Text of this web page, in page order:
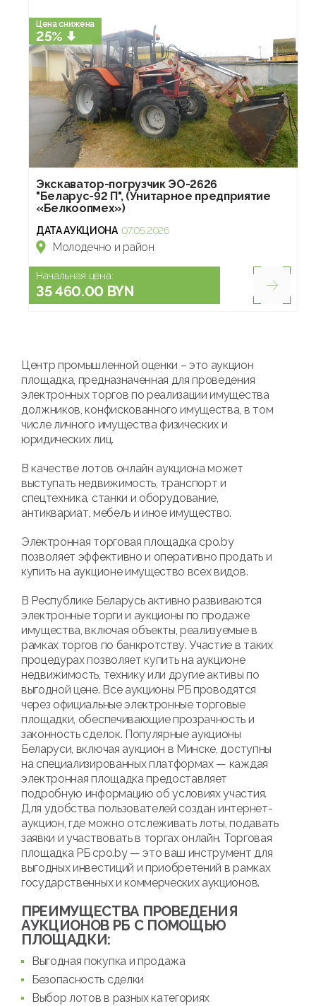
Цена снижена
25%
Экскаватор-погрузчик ЭО-2626
"Беларус-92 П", (Унитарное предприятие
«Белкоопмех»)
ДАТА АУКЦИОНА 07.05.2026
Молодечно и район
Начальная цена:
35 460.00 BYN
Центр промышленной оценки – это аукцион
площадка, предназначенная для проведения
электронных торгов по реализации имущества
должников, конфискованного имущества, в том
числе личного имущества физических и
юридических лиц.
В качестве лотов онлайн аукциона может
выступать недвижимость, транспорт и
спецтехника, станки и оборудование,
антиквариат, мебель и иное имущество.
Электронная торговая площадка cpo.by
позволяет эффективно и оперативно продать и
купить на аукционе имущество всех видов.
В Республике Беларусь активно развиваются
электронные торги и аукционы по продаже
имущества, включая объекты, реализуемые в
рамках торгов по банкротству. Участие в таких
процедурах позволяет купить на аукционе
недвижимость, технику или другие активы по
выгодной цене. Все аукционы РБ проводятся
через официальные электронные торговые
площадки, обеспечивающие прозрачность и
законность сделок. Популярные аукционы
Беларуси, включая аукцион в Минске, доступны
на специализированных платформах — каждая
электронная площадка предоставляет
подробную информацию об условиях участия.
Для удобства пользователей создан интернет-
аукцион, где можно отслеживать лоты, подавать
заявки и участвовать в торгах онлайн. Торговая
площадка РБ cpo.by — это ваш инструмент для
выгодных инвестиций и приобретений в рамках
государственных и коммерческих аукционов.
ПРЕИМУЩЕСТВА ПРОВЕДЕНИЯ
АУКЦИОНОВ РБ С ПОМОЩЬЮ
ПЛОЩАДКИ:
Выгодная покупка и продажа
Безопасность сделки
Выбор лотов в разных категориях